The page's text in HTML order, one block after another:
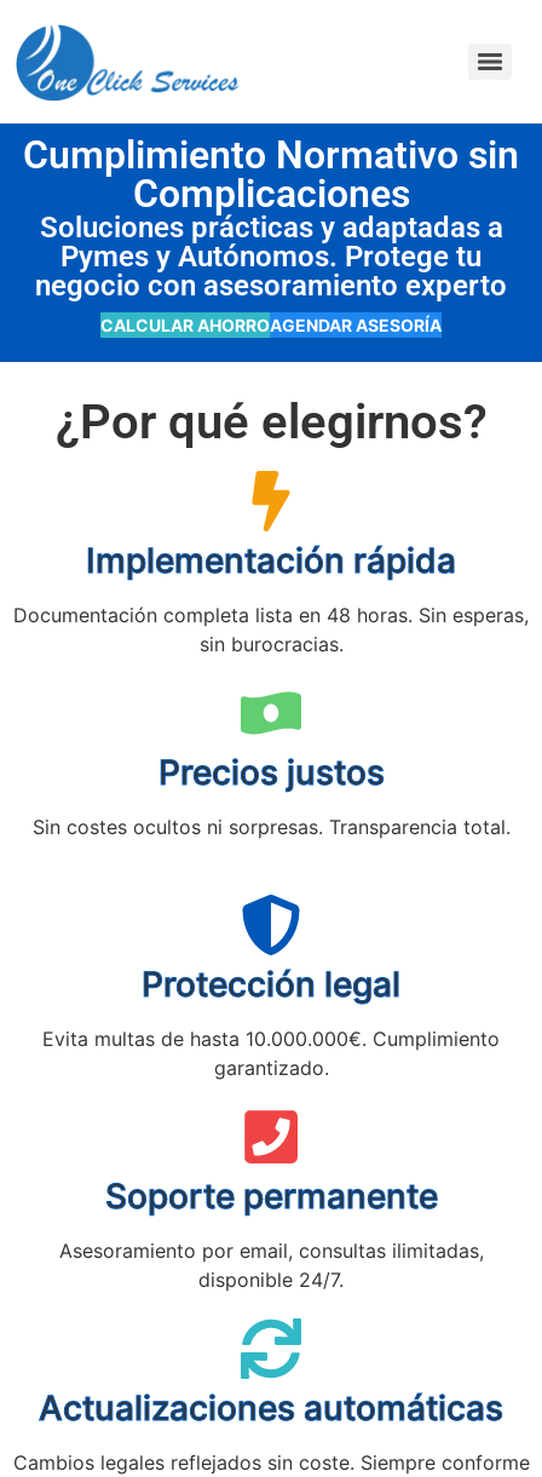
Cumplimiento Normativo sin
Complicaciones
Soluciones prácticas y adaptadas a
Pymes y Autónomos. Protege tu
negocio con asesoramiento experto
CALCULAR AHORROAGENDAR ASESORÍA
¿Por qué elegirnos?
Implementación rápida
Documentación completa lista en 48 horas. Sin esperas,
sin burocracias.
Precios justos
Sin costes ocultos ni sorpresas. Transparencia total.
Protección legal
Evita multas de hasta 10.000.000€. Cumplimiento
garantizado.
Soporte permanente
Asesoramiento por email, consultas ilimitadas,
disponible 24/7.
Actualizaciones automáticas
Cambios legales reflejados sin coste. Siempre conforme